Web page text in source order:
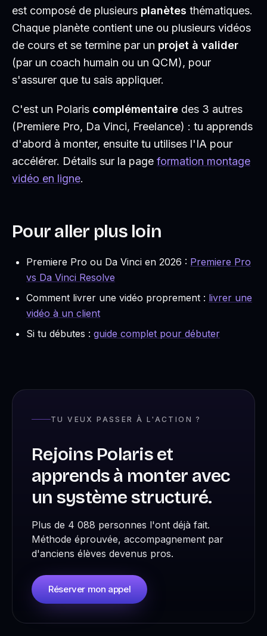
est composé de plusieurs planètes thématiques.
Chaque planète contient une ou plusieurs vidéos
de cours et se termine par un projet à valider
(par un coach humain ou un QCM), pour
s'assurer que tu sais appliquer.
C'est un Polaris complémentaire des 3 autres
(Premiere Pro, Da Vinci, Freelance) : tu apprends
d'abord à monter, ensuite tu utilises l'IA pour
accélérer. Détails sur la page formation montage
vidéo en ligne.
Pour aller plus loin
Premiere Pro ou Da Vinci en 2026 : Premiere Pro
vs Da Vinci Resolve
Comment livrer une vidéo proprement : livrer une
vidéo à un client
Si tu débutes : guide complet pour débuter
TU VEUX PASSER À L'ACTION ?
Rejoins Polaris et
apprends à monter avec
un système structuré.
Plus de 4 088 personnes l'ont déjà fait.
Méthode éprouvée, accompagnement par
d'anciens élèves devenus pros.
Réserver mon appel